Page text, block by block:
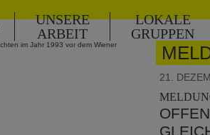
UNSERE
ARBEIT
LOKALE
GRUPPEN
im Jahr 1993 vor dem Wiener
21.